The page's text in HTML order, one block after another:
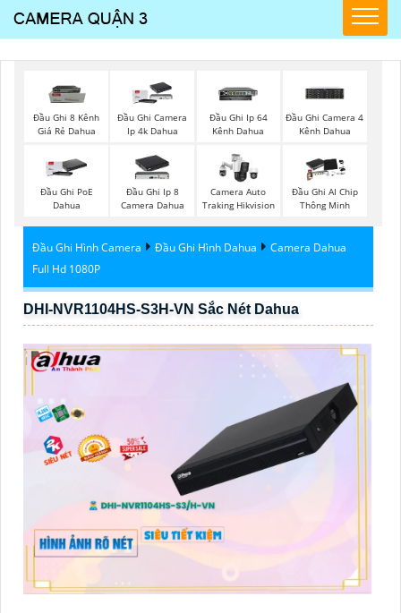
Đầu Ghi 8 Kênh
Giá Rẻ Dahua
Đầu Ghi Camera
Ip 4k Dahua
Đầu Ghi Ip 64
Kênh Dahua
Đầu Ghi Camera 4
Kênh Dahua
Đầu Ghi PoE
Dahua
Đầu Ghi Ip 8
Camera Dahua
Camera Auto
Traking Hikvision
Đầu Ghi AI Chip
Thông Minh
Đầu Ghi Hình Camera Đầu Ghi Hình Dahua
Camera Dahua
Full Hd 1080P
DHI-NVR1104HS-S3H-VN Sắc Nét Dahua